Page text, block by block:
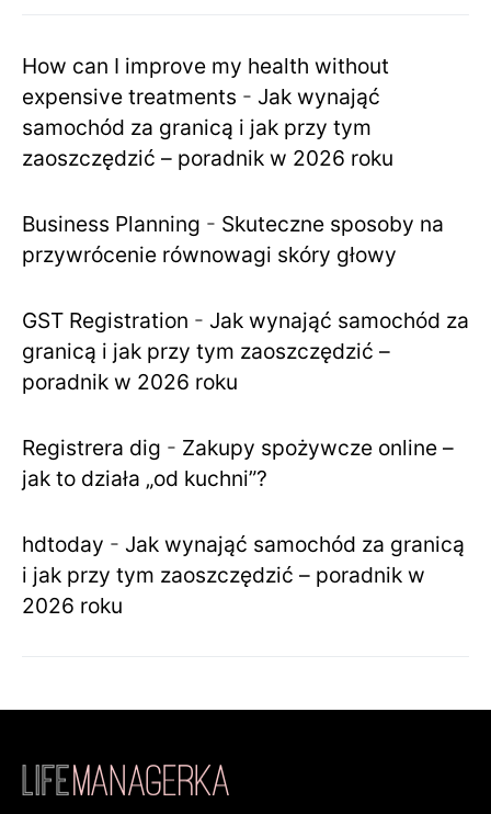
How can I improve my health without
expensive treatments - Jak wynająć
samochód za granicą i jak przy tym
zaoszczędzić – poradnik w 2026 roku
Business Planning - Skuteczne sposoby na
przywrócenie równowagi skóry głowy
GST Registration - Jak wynająć samochód za
granicą i jak przy tym zaoszczędzić –
poradnik w 2026 roku
Registrera dig - Zakupy spożywcze online –
jak to działa „od kuchni”?
hdtoday - Jak wynająć samochód za granicą
i jak przy tym zaoszczędzić – poradnik w
2026 roku